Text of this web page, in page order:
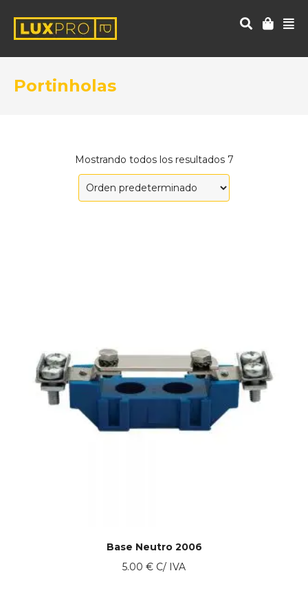
Portinholas
Mostrando todos los resultados 7
Base Neutro 2006
5.00 € C/ IVA